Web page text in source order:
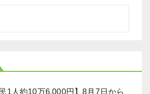
民1人約10万6,000円】8月7日から